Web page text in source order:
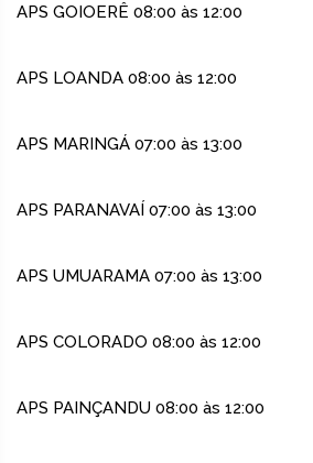
APS GOIOERÊ 08:00 às 12:00
APS LOANDA 08:00 às 12:00
APS MARINGÁ 07:00 às 13:00
APS PARANAVAÍ 07:00 às 13:00
APS UMUARAMA 07:00 às 13:00
APS COLORADO 08:00 às 12:00
APS PAINÇANDU 08:00 às 12:00